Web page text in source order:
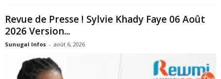
Revue de Presse ! Sylvie Khady Faye 06 Août
2026 Version...
Sunugal Infos - août 6, 2026